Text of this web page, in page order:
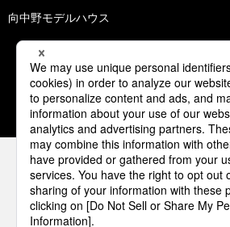
向中野モデルハウス
1 2 3 4
パナソニックの電気設備